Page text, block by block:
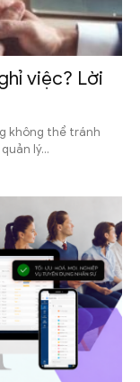
việc? Lời
không thể tránh
lý...